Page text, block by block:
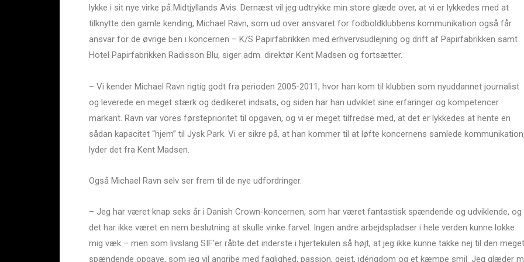
lykke i sit nye virke på Midtjyllands Avis. Dernæst vil jeg udtrykke min store glæde over, at vi er lykkedes med at
tilknytte den gamle kending, Michael Ravn, som ud over ansvaret for fodboldklubbens kommunikation også får
ansvar for de øvrige ben i koncernen – K/S Papirfabrikken med erhvervsudlejning og drift af Papirfabrikken samt
Hotel Papirfabrikken Radisson Blu, siger adm. direktør Kent Madsen og fortsætter.
– Vi kender Michael Ravn rigtig godt fra perioden 2005-2011, hvor han kom til klubben som nyuddannet journalist
og leverede en meget stærk og dedikeret indsats, og siden har han udviklet sine erfaringer og kompetencer
markant. Ravn var vores førsteprioritet til opgaven, og vi er meget tilfredse med, at det er lykkedes at hente en
sådan kapacitet “hjem” til Jysk Park. Vi er sikre på, at han kommer til at løfte koncernens samlede kommunikation,
lyder det fra Kent Madsen.
Også Michael Ravn selv ser frem til de nye udfordringer.
– Jeg har været knap seks år i Danish Crown-koncernen, som har været fantastisk spændende og udviklende, og
det har ikke været en nem beslutning at skulle vinke farvel. Ingen andre arbejdspladser i hele verden kunne lokke
mig væk – men som livslang SIF’er råbte det inderste i hjertekulen så højt, at jeg ikke kunne takke nej til den meget
spændende opgave, som jeg vil angribe med faglighed, passion, gejst, idérigdom og et kæmpe smil. Jeg glæder